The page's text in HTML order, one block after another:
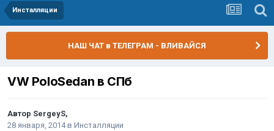
Инсталляции
НАШ ЧАТ в ТЕЛЕГРАМ - ВЛИВАЙСЯ
VW PoloSedan в СПб
Автор SergeyS,
28 января, 2014в Инсталляции